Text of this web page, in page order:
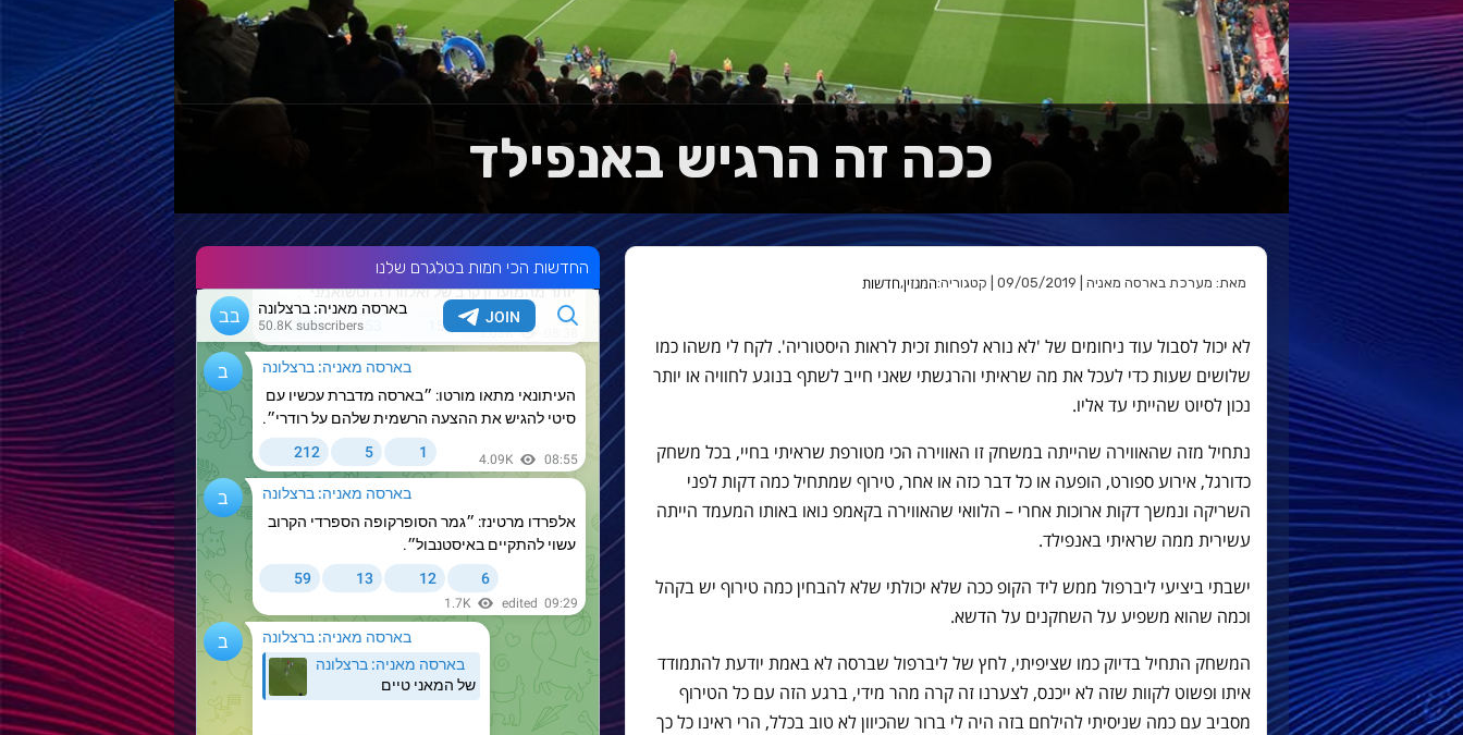
ככה זה הרגיש באנפילד
מאת: מערכת בארסה מאניה | 09/05/2019 | קטגוריה: המגזין,חדשות
לא יכול לסבול עוד ניחומים של 'לא נורא לפחות זכית לראות היסטוריה'. לקח לי משהו כמו
שלושים שעות כדי לעכל את מה שראיתי והרגשתי שאני חייב לשתף בנוגע לחוויה או יותר
נכון לסיוט שהייתי עד אליו.
נתחיל מזה שהאווירה שהייתה במשחק זו האווירה הכי מטורפת שראיתי בחיי, בכל משחק
כדורגל, אירוע ספורט, הופעה או כל דבר כזה או אחר, טירוף שמתחיל כמה דקות לפני
השריקה ונמשך דקות ארוכות אחרי – הלוואי שהאווירה בקאמפ נואו באותו המעמד הייתה
עשירית ממה שראיתי באנפילד.
ישבתי ביציעי ליברפול ממש ליד הקופ ככה שלא יכולתי שלא להבחין כמה טירוף יש בקהל
וכמה שהוא משפיע על השחקנים על הדשא.
המשחק התחיל בדיוק כמו שציפיתי, לחץ של ליברפול שברסה לא באמת יודעת להתמודד
איתו ופשוט לקוות שזה לא ייכנס, לצערנו זה קרה מהר מידי, ברגע הזה עם כל הטירוף
מסביב עם כמה שניסיתי להילחם בזה היה לי ברור שהכיוון לא טוב בכלל, הרי ראינו כל כך
החדשות הכי חמות בטלגרם שלנו